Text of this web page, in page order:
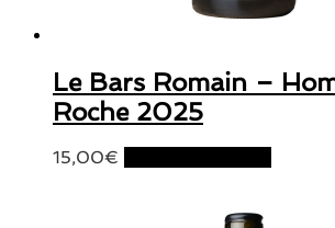
Le Bars Romain –
Roche 2025
15,00€